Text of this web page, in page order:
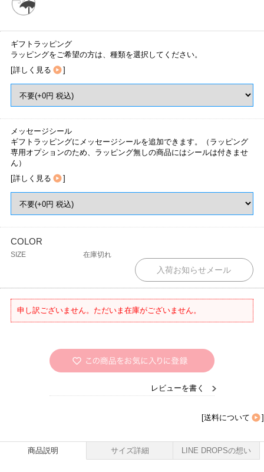
ギフトラッピング
ラッピングをご希望の方は、種類を選択してください。
[詳しく見る ]
メッセージシール
ギフトラッピングにメッセージシールを追加できます。（ラッピング
専用オプションのため、ラッピング無しの商品にはシールは付きませ
ん）
[詳しく見る ]
COLOR
SIZE 在庫切れ
申し訳ございません。ただいま在庫がございません。
レビューを書く
[送料について ]
商品説明 サイズ詳細 LINE DROPSの想い